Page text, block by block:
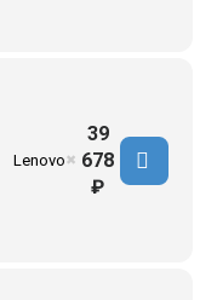
Lenovo ✖
39
678
₽